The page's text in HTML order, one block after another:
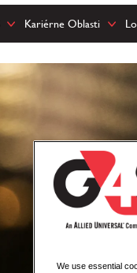
Kariérne Oblasti
We use essential